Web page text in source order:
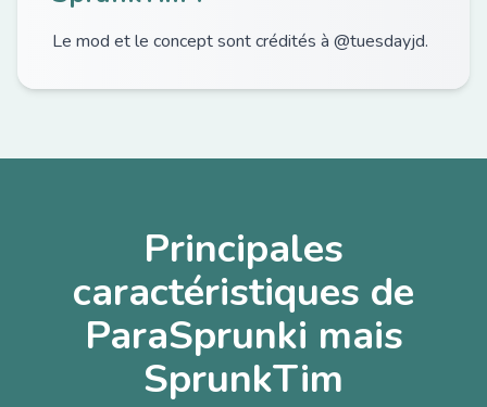
Le mod et le concept sont crédités à @tuesdayjd.
Principales
caractéristiques de
ParaSprunki mais
SprunkTim